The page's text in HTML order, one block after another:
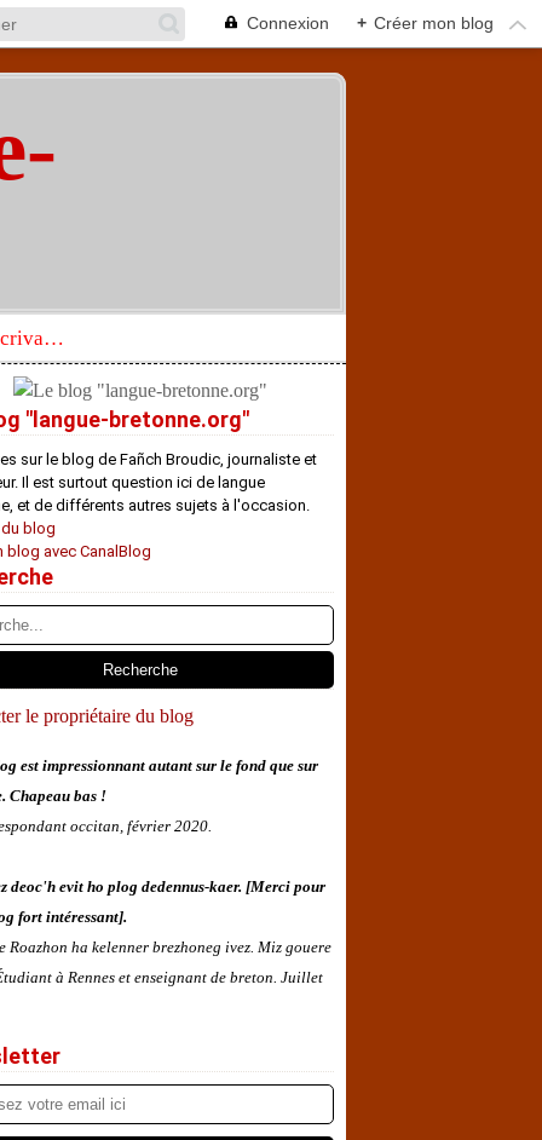
Connexion + Créer mon blog
Réhabilitation d’un écrivain de langue bretonne aujourd’hui mal connu et méconnu
"langue-bretonne.org"
sur le blog de Fañch Broudic, journaliste et
Il est surtout question ici de langue
et de différents autres sujets à l'occasion.
blog
blog avec CanalBlog
le propriétaire du blog
est impressionnant autant sur le fond que sur
Chapeau bas !
occitan, février 2020.
deoc'h evit ho plog dedennus-kaer. [Merci pour
fort intéressant].
Roazhon ha kelenner brezhoneg ivez. Miz gouere
à Rennes et enseignant de breton. Juillet